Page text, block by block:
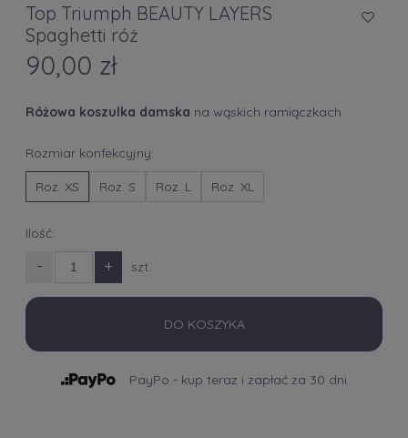
Top Triumph BEAUTY LAYERS
Spaghetti róż
90,00 zł
Różowa koszulka damska na wąskich ramiączkach
Rozmiar konfekcyjny:
Roz. XS Roz. S Roz. L Roz. XL
Ilość:
- + szt.
DO KOSZYKA
PayPo - kup teraz i zapłać za 30 dni